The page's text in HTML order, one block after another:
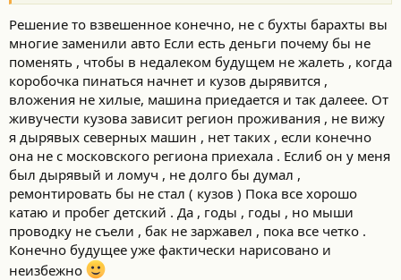
Т.е. езда на машине - я должен думать о своем стыде как на
меня посмотреть пиппл вокруг что ль?
Забавное мышление....
А зачем кредиты брать - не понял, что нет денег на новый кузов
Он там не гниет - он ждет того самого второго нужного ему
владельца который будет его чинить по кузову и узлам,
вопрос цены
Сейчас глянул на автор.....бля....они уже к 2.4 упали в цене (14-
15) год......вот за 2.2 его могут взять, но не 3 ж......
Решение то взвешенное конечно, не с бухты барахты вы
многие заменили авто Если есть деньги почему бы не
поменять , чтобы в недалеком будущем не жалеть , когда
коробочка пинаться начнет и кузов дырявится ,
вложения не хилые, машина приедается и так далеее. От
живучести кузова зависит регион проживания , не вижу
я дырявых северных машин , нет таких , если конечно
она не с московского региона приехала . Еслиб он у меня
был дырявый и ломуч , не долго бы думал ,
ремонтировать бы не стал ( кузов ) Пока все хорошо
катаю и пробег детский . Да , годы , годы , но мыши
проводку не съели , бак не заржавел , пока все четко .
Конечно будущее уже фактически нарисовано и
неизбежно